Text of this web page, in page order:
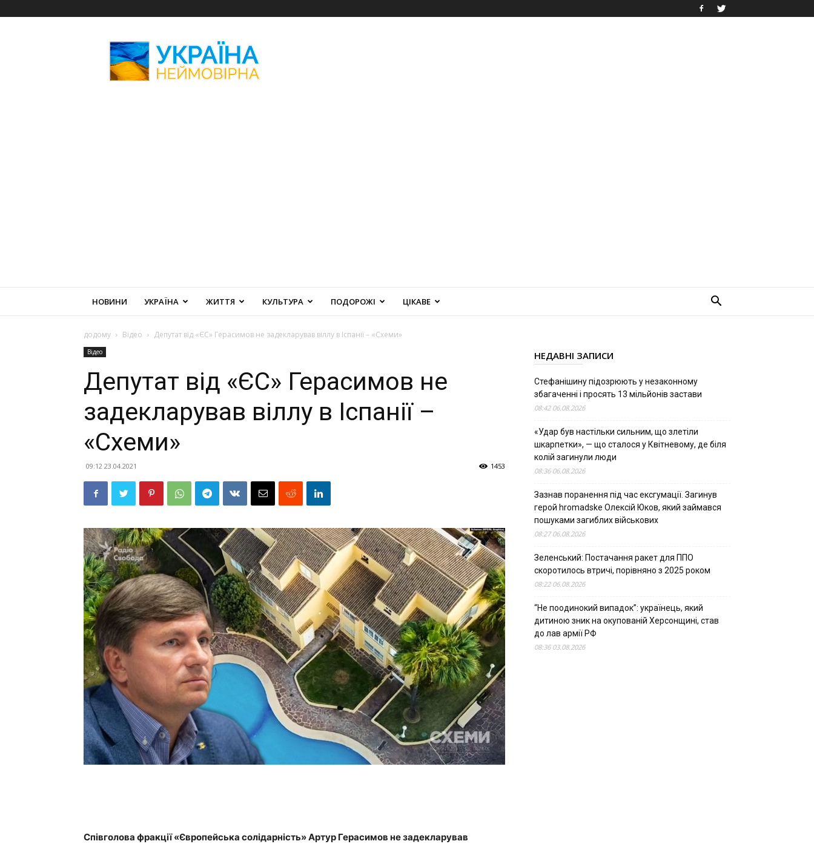
Неймовірна
НОВИНИ УКРАЇНА ЖИТТЯ КУЛЬТУРА ПОДОРОЖІ ЦІКАВЕ
додому Відео Депутат від «ЄС» Герасимов не задекларував віллу в Іспанії – «Схеми»
Відео
Депутат від «ЄС» Герасимов не
задекларував віллу в Іспанії –
«Схеми»
09:12 23.04.2021 1453
Співголова фракції «Європейська солідарність» Артур Герасимов не задекларував
НЕДАВНІ ЗАПИСИ
Стефанішину підозрюють у незаконному
збагаченні і просять 13 мільйонів застави
08:42 06.08.2026
«Удар був настільки сильним, що злетіли
шкарпетки», — що сталося у Квітневому, де біля
колій загинули люди
08:36 06.08.2026
Зазнав поранення під час ексгумації. Загинув
герой hromadske Олексій Юков, який займався
пошуками загиблих військових
08:27 06.08.2026
Зеленський: Постачання ракет для ППО
скоротилось втричі, порівняно з 2025 роком
08:22 06.08.2026
“Не поодинокий випадок”: українець, який
дитиною зник на окупованій Херсонщині, став
до лав армії РФ
08:36 03.08.2026